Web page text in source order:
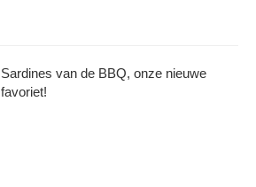
Sardines van de BBQ, onze nieuwe
favoriet!